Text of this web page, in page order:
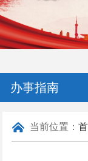
办事指南
当前位置：